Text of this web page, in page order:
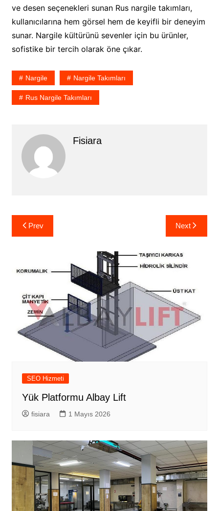
ve desen seçenekleri sunan Rus nargile takımları,
kullanıcılarına hem görsel hem de keyifli bir deneyim
sunar. Nargile kültürünü sevenler için bu ürünler,
sofistike bir tercih olarak öne çıkar.
Nargile Nargile Takımları
Rus Nargile Takımları
Fisiara
Yazı
gezinmesi
Prev Next
SEO Hizmeti
Yük Platformu Albay Lift
fisiara 1 Mayıs 2026